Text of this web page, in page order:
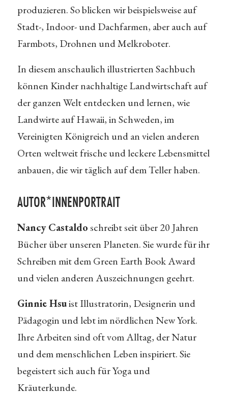
produzieren. So blicken wir beispielsweise auf
Stadt-, Indoor- und Dachfarmen, aber auch auf
Farmbots, Drohnen und Melkroboter.
In diesem anschaulich illustrierten Sachbuch
können Kinder nachhaltige Landwirtschaft auf
der ganzen Welt entdecken und lernen, wie
Landwirte auf Hawaii, in Schweden, im
Vereinigten Königreich und an vielen anderen
Orten weltweit frische und leckere Lebensmittel
anbauen, die wir täglich auf dem Teller haben.
AUTOR*INNENPORTRAIT
Nancy Castaldoschreibt seit über 20 Jahren
Bücher über unseren Planeten. Sie wurde für ihr
Schreiben mit dem Green Earth Book Award
und vielen anderen Auszeichnungen geehrt.
Ginnie Hsuist Illustratorin, Designerin und
Pädagogin und lebt im nördlichen New York.
Ihre Arbeiten sind oft vom Alltag, der Natur
und dem menschlichen Leben inspiriert. Sie
begeistert sich auch für Yoga und
Kräuterkunde.